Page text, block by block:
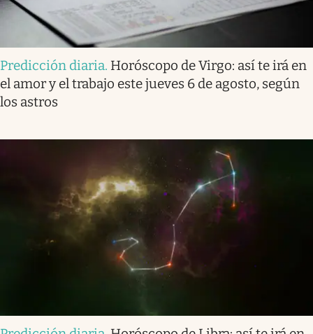
Predicción diaria. Horóscopo de Virgo: así te irá en
el amor y el trabajo este jueves 6 de agosto, según
los astros